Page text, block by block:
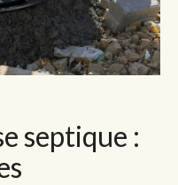
septique :